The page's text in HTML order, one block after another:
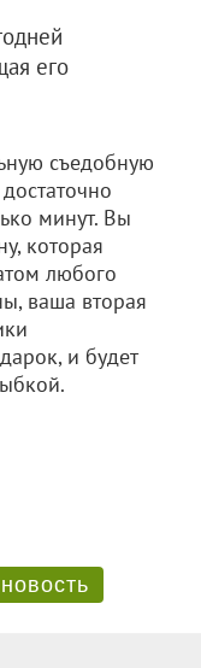
его
съедобную
минут. Вы
которая
любого
ваша вторая
и будет
улыбкой.